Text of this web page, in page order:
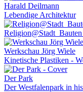
Harald Deilmann
Lebendige Architektur
Werkschau Jörg Wiele
Kinetische Plastiken -
Der Park
Der Westfalenpark in